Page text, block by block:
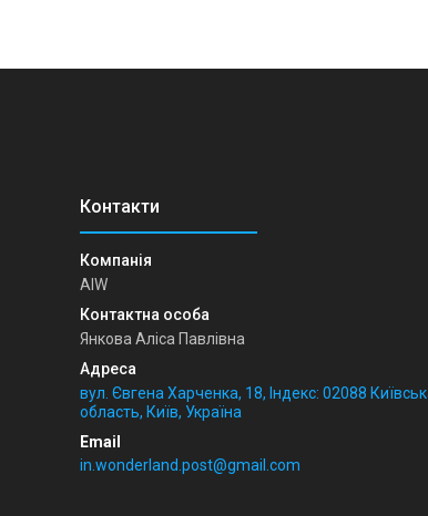
AIW
Янкова Аліса Павлівна
вул. Євгена Харченка, 18, Індекс: 02088
область, Київ, Україна
in.wonderland.post@gmail.com